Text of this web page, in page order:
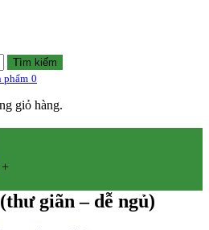
Tìm kiếm
phẩm 0
giỏ hàng.
+
giãn – dễ ngủ)